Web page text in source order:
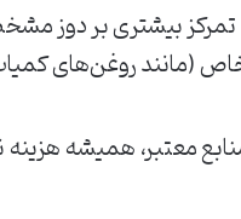
بیشتری بر دوز
(مانند روغن‌های
معتبر، همیشه هزینه